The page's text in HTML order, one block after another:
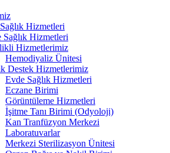
Hizmetleri
Sağlık Hizmetleri
Hizmetlerimiz
Hemodiyaliz Ünitesi
Destek Hizmetlerimiz
Evde Sağlık Hizmetleri
Eczane Birimi
Görüntüleme Hizmetleri
İşitme Tanı Birimi (Odyoloji)
Kan Tranfüzyon Merkezi
Laboratuvarlar
Merkezi Sterilizasyon Ünitesi